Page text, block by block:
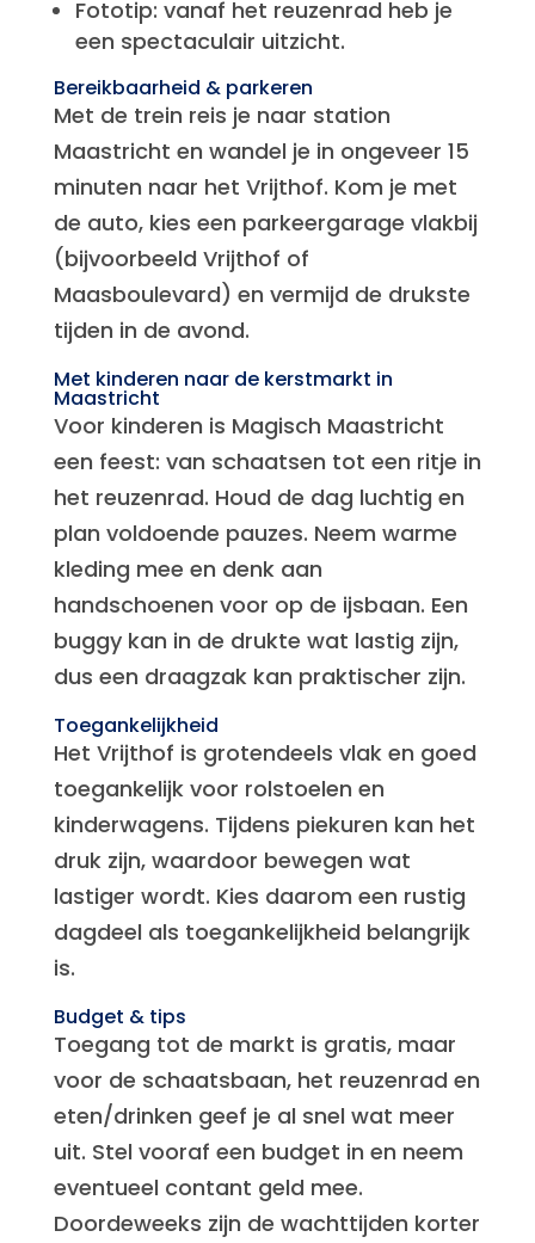
Fototip: vanaf het reuzenrad heb je
een spectaculair uitzicht.
Bereikbaarheid & parkeren
Met de trein reis je naar station
Maastricht en wandel je in ongeveer 15
minuten naar het Vrijthof. Kom je met
de auto, kies een parkeergarage vlakbij
(bijvoorbeeld Vrijthof of
Maasboulevard) en vermijd de drukste
tijden in de avond.
Met kinderen naar de kerstmarkt in
Maastricht
Voor kinderen is Magisch Maastricht
een feest: van schaatsen tot een ritje in
het reuzenrad. Houd de dag luchtig en
plan voldoende pauzes. Neem warme
kleding mee en denk aan
handschoenen voor op de ijsbaan. Een
buggy kan in de drukte wat lastig zijn,
dus een draagzak kan praktischer zijn.
Toegankelijkheid
Het Vrijthof is grotendeels vlak en goed
toegankelijk voor rolstoelen en
kinderwagens. Tijdens piekuren kan het
druk zijn, waardoor bewegen wat
lastiger wordt. Kies daarom een rustig
dagdeel als toegankelijkheid belangrijk
is.
Budget & tips
Toegang tot de markt is gratis, maar
voor de schaatsbaan, het reuzenrad en
eten/drinken geef je al snel wat meer
uit. Stel vooraf een budget in en neem
eventueel contant geld mee.
Doordeweeks zijn de wachttijden korter